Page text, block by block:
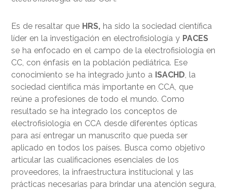
Es de resaltar que HRS, ha sido la sociedad científica
líder en la investigación en electrofisiología y PACES
se ha enfocado en el campo de la electrofisiología en
CC, con énfasis en la población pediátrica. Ese
conocimiento se ha integrado junto a ISACHD, la
sociedad científica más importante en CCA, que
reúne a profesiones de todo el mundo. Como
resultado se ha integrado los conceptos de
electrofisiología en CCA desde diferentes ópticas
para así entregar un manuscrito que pueda ser
aplicado en todos los países. Busca como objetivo
articular las cualificaciones esenciales de los
proveedores, la infraestructura institucional y las
prácticas necesarias para brindar una atención segura,